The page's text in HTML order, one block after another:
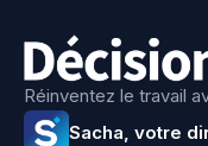
Réinventez le travail
Sacha, votre